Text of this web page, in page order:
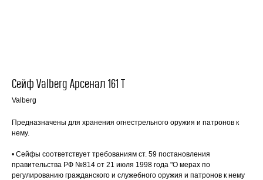
Сейф Valberg Арсенал 161 Т
Valberg
Предназначены для хранения огнестрельного оружия и патронов к
нему.
• Сейфы соответствует требованиям ст. 59 постановления
правительства РФ №814 от 21 июля 1998 года "О мерах по
регулированию гражданского и служебного оружия и патронов к нему